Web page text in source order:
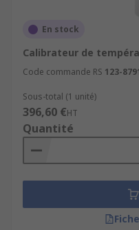
tous vos besoins
contrôle rapide et
Calibrateurs de
conçus pour
optimale de vos
En stock
Calibrateur de
Code commande RS 123-
Sous-total (1 unité)
396,60 €HT
Quantité